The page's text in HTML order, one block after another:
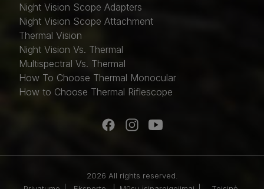
Night Vision Scope Adapters
Night Vision Scope Attachment
Thermal Vision
Night Vision Vs. Thermal
Multispectral Vs. Thermal
How To Choose Thermal Monocular
How to Choose Thermal Riflescope
2026 All rights reserved.